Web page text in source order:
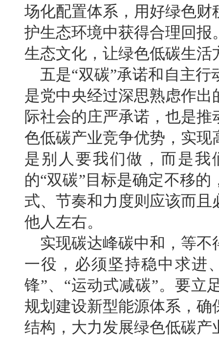
场化配置体系，用好绿色
护生态环境中获得合理回
生态文化，让绿色低碳生活
五是“双碳”承诺和自主
是党中央经过深思熟虑作
际社会的庄严承诺，也是
色低碳产业竞争优势，实
是别人要我们做，而是
的“双碳”目标是确定不移
式、节奏和力度则应该而
他人左右。
实现碳达峰碳中和，等
一役，必须坚持稳中求进
锋”、“运动式减碳”。要立
规划建设新型能源体系，
结构，大力发展绿色低碳